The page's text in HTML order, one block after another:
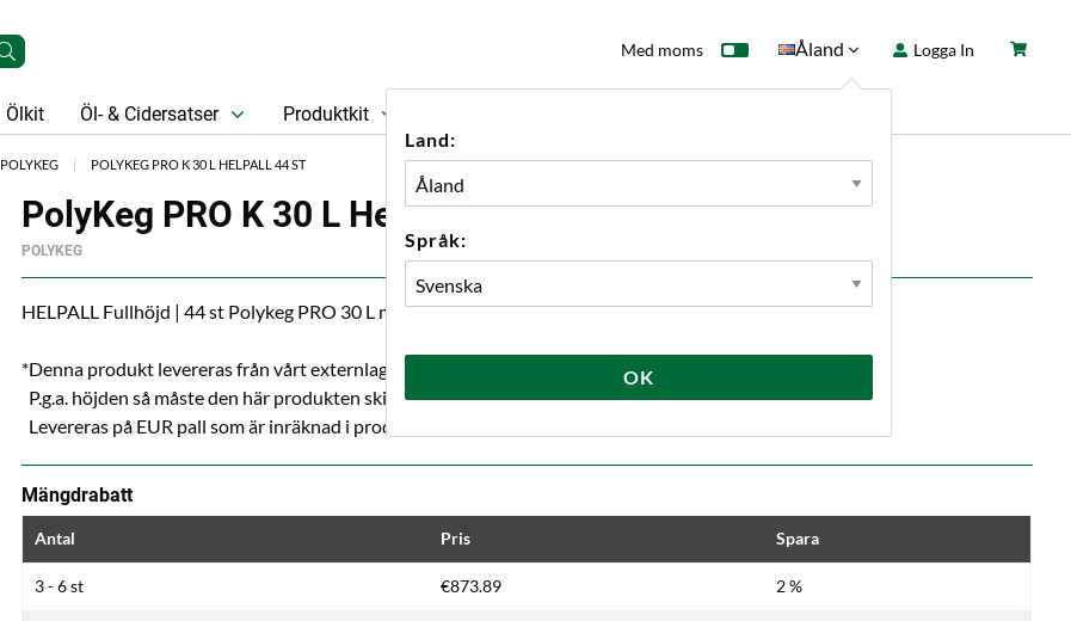
Med moms Åland
Land:
Språk:
OK
Logga In
Ölkit Öl- & Cidersatser Produktkit
POLYKEG POLYKEG PRO K 30 L HELPALL 44 ST
PolyKeg PRO K 30 L Helpall 44 st
POLYKEG
HELPALL Fullhöjd | 44 st Polykeg PRO 30 L medK-koppling (kompartibel med KeyKeg).
*Denna produkt levereras från vårt externlager i Kumla.
P.g.a. höjden så måste den här produkten skickas med direktbil.
Levereras på EUR pall som är inräknad i produktpriset.
Mängdrabatt
Antal Pris Spara
3 - 6 st €873.89 2 %